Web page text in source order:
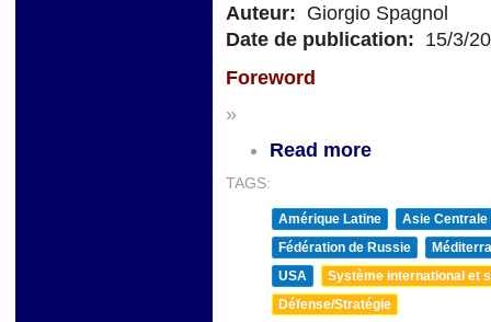
Auteur: Giorgio Spagnol
Date de publication: 15/3/
Foreword
»
Read more
TAGS:
Amérique Latine
Asie Centrale
Fédération de Russie
USA
Système international et
Défense/Stratégie